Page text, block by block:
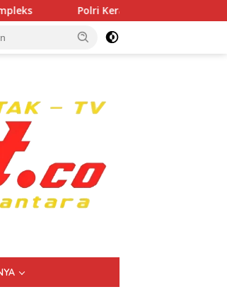
372 Taruna Akpol Dampingi Siswa di